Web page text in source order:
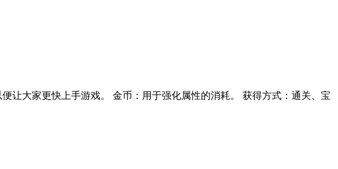
让大家更快上手游戏。 金币：用于强化属性的消耗。 获得方式：通关、宝